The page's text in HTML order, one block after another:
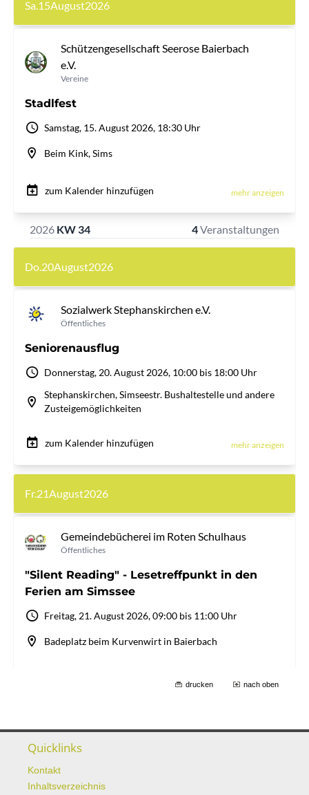
drucken nach oben
Quicklinks
Kontakt
Inhaltsverzeichnis